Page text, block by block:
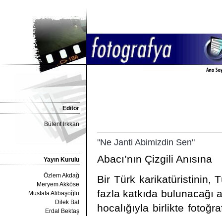
Editör
Bülent Irkkan
Yayın Kurulu
Özlem Akdağ
Meryem Akköse
Mustafa Alibaşoğlu
Dilek Bal
Erdal Bektaş
"Ne Janti Abimizdin Sen"
Abacı’nın Çizgili Anısına
Bir Türk karikatüristinin,
fazla katkıda bulunacağı
hocalığıyla birlikte